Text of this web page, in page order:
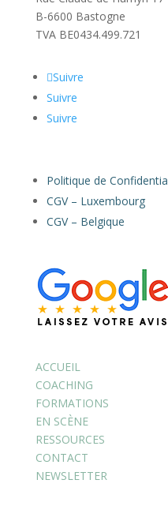
B-6600 Bastogne
TVA BE0434.499.721
Suivre
Suivre
Suivre
Politique de
CGV – Luxembourg
CGV – Belgique
ACCUEIL
COACHING
FORMATIONS
EN SCÈNE
RESSOURCES
CONTACT
NEWSLETTER